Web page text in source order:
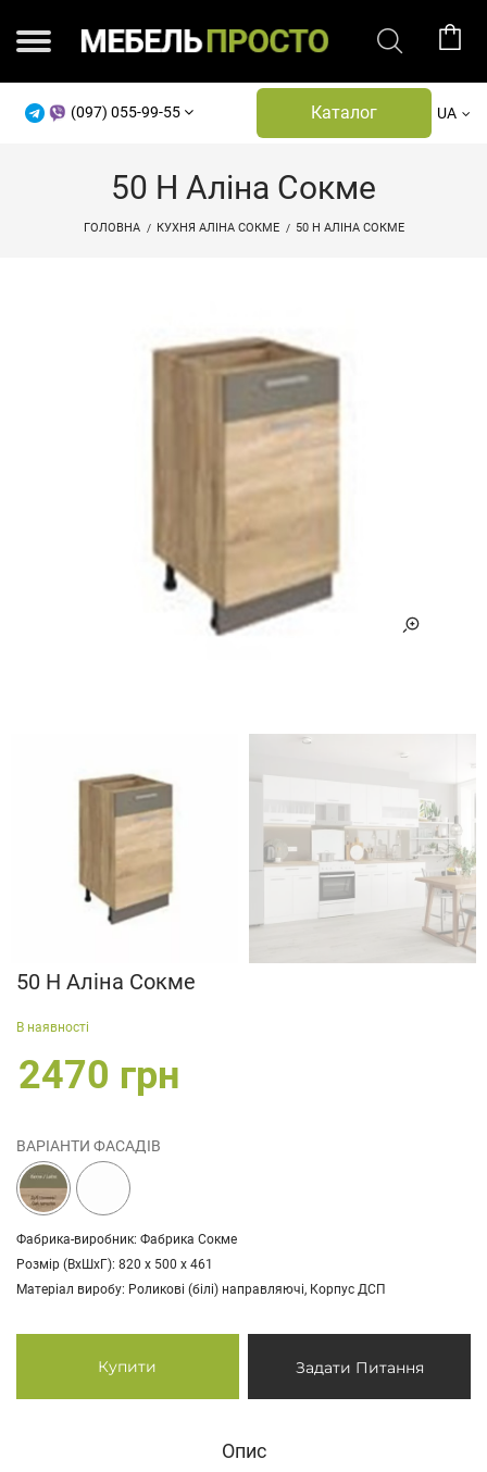
(097) 055-99-55 Каталог UA
50 Н Аліна Сокме
ГОЛОВНА КУХНЯ АЛІНА СОКМЕ 50 Н АЛІНА СОКМЕ
50 Н Аліна Сокме
В наявності
2470 грн
ВАРІАНТИ ФАСАДІВ
Фабрика-виробник: Фабрика Сокме
Розмір (ВхШхГ): 820 х 500 х 461
Матеріал виробу: Роликові (білі) направляючі, Корпус ДСП
Купити Задати Питання
Опис